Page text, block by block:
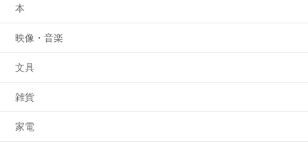
本
映像・音楽
文具
雑貨
家電